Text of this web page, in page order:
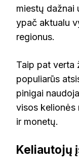
miestų dažnai
ypač aktualu
regionus.
Taip pat verta
populiarūs
pinigai
visos kelionės
ir monetų.
Keliautojų